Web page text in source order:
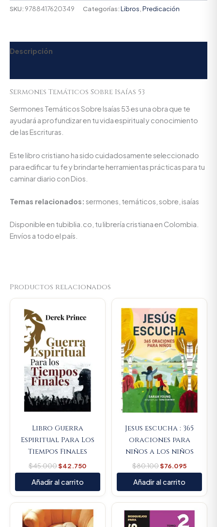
SKU: 9788417620349 Categorías:Libros Predicación
Descripción
Sermones Temáticos Sobre Isaías 53
Sermones Temáticos Sobre Isaías 53 es una obra que te
ayudará a profundizar en tu vida espiritual y conocimiento
de las Escrituras.
Este libro cristiano ha sido cuidadosamente seleccionado
para edificar tu fe y brindarte herramientas prácticas para tu
caminar diario con Dios.
Temas relacionados: sermones, temáticos, sobre, isaías
Disponible en tubiblia.co, tu librería cristiana en Colombia.
Envíos a todo el país.
Productos relacionados
Libro Guerra
Espiritual Para Los
Tiempos Finales
$45.000
was:
$42.750
Current
Añadir al carrito
Jesus escucha : 365
oraciones para
niños a los niños
$80.100
price
was:
$80.100.
$76.095
Current
price
is:
Añadir al carrito
price
was:
Current
price
is:
was:
Current
price
is: